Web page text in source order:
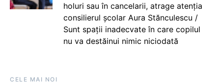
holuri sau în cancelarii, atrage atenția
consilierul școlar Aura Stănculescu /
Sunt spații inadecvate în care copilul
nu va destăinui nimic niciodată
CELE MAI NOI